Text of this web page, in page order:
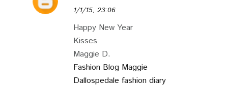
1/1/15, 23:06
Happy New Year
Kisses
Maggie D.
Fashion Blog Maggie
Dallospedale fashion diary